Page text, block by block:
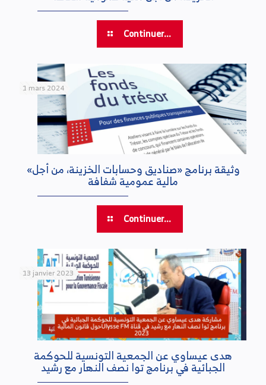
Continuer...
1 mars 2024
«وثيقة برنامج «صناديق وحسابات الخزينة، من أجل
مالية عمومية شفافة
Continuer...
13 janvier 2023
هدى عيساوي عن الجمعية التونسية للحوكمة
الجبائية في برنامج توا نصف النهار مع رشيد